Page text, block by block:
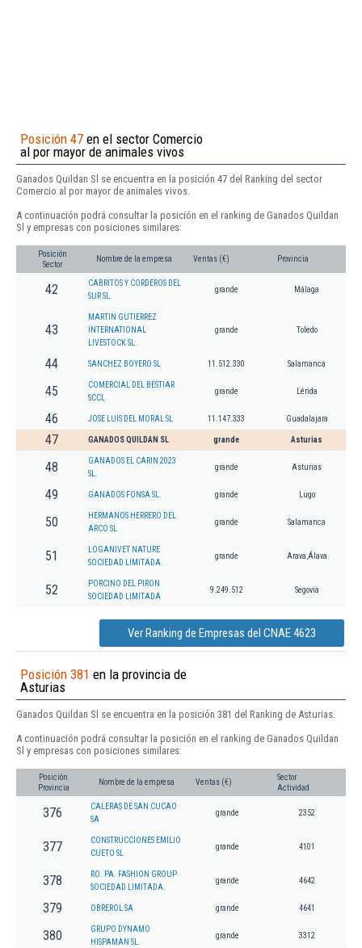
Posición 47 en el sector Comercio
al por mayor de animales vivos
Ganados Quildan Sl se encuentra en la posición 47 del Ranking del sector
Comercio al por mayor de animales vivos.
A continuación podrá consultar la posición en el ranking de Ganados Quildan
Sl y empresas con posiciones similares:
Posición
Sector
Nombre de la empresa Ventas (€) Provincia
42
CABRITOS Y CORDEROS DEL
SUR SL.
grande Málaga
43
MARTIN GUTIERREZ
INTERNATIONAL
LIVESTOCK SL.
grande Toledo
44 SANCHEZ BOYERO SL 11.512.330 Salamanca
45
COMERCIAL DEL BESTIAR
SCCL
grande Lérida
46 JOSE LUIS DEL MORAL SL 11.147.333 Guadalajara
47 GANADOS QUILDAN SL grande Asturias
48
GANADOS EL CARIN 2023
SL.
grande Asturias
49 GANADOS FONSA SL. grande Lugo
50
HERMANOS HERRERO DEL
ARCO SL
grande Salamanca
51
LOGANIVET NATURE
SOCIEDAD LIMITADA.
grande Arava,Álava
52
PORCINO DEL PIRON
SOCIEDAD LIMITADA
9.249.512 Segovia
Ver Ranking de Empresas del CNAE 4623
Posición 381 en la provincia de
Asturias
Ganados Quildan Sl se encuentra en la posición 381 del Ranking de Asturias.
A continuación podrá consultar la posición en el ranking de Ganados Quildan
Sl y empresas con posiciones similares:
Posición
Provincia
Nombre de la empresa Ventas (€)
Sector
Actividad
376
CALERAS DE SAN CUCAO
SA
grande 2352
377
CONSTRUCCIONES EMILIO
CUETO SL
grande 4101
378
RO. PA. FASHION GROUP
SOCIEDAD LIMITADA.
grande 4642
379 OBREROL SA grande 4641
380
GRUPO DYNAMO
HISPAMAN SL.
grande 3312